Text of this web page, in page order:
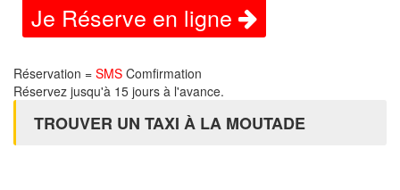
Je Réserve en ligne
Réservation = SMS Comfirmation
Réservez jusqu'à 15 jours à l'avance.
TROUVER UN TAXI À LA MOUTADE